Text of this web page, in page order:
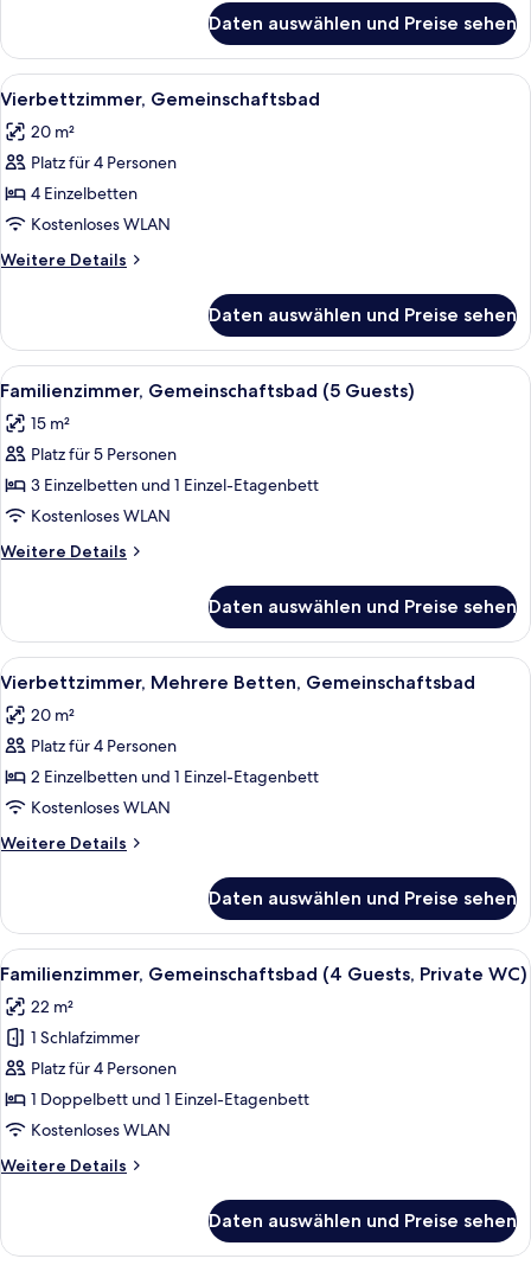
Mehrere
Betten,
Gemeinschaftsbad
Daten auswählen und Preise sehen
Alle
Fotos
für
Vierbettzimmer,
Gemeinschaftsbad
anzeigen
Ein Hotelzimmer mit zwei Betten,
6
Vierbettzimmer, Gemeinschaftsbad
20 m²
Platz für 4 Personen
4 Einzelbetten
Kostenloses WLAN
Weitere Details
Weitere
Gemeinschaftsbad
Daten auswählen und Preise sehen
Alle
Fotos
für
Familienzimmer,
Gemeinschaftsbad
(5
Guests)
anzeigen
Ein Schlafsaalzimmer mit
5
Familienzimmer, Gemeinschaftsbad (5 Guests)
15 m²
Platz für 5 Personen
3 Einzelbetten und 1 Einzel-Etagenbett
Kostenloses WLAN
Weitere Details
Weitere
Gemeinschaftsbad
(5
Guests)
Daten auswählen und Preise sehen
Alle
Fotos
für
Vierbettzimmer,
Mehrere
Betten,
Gemeinschaftsbad
anzeigen
Ein kleines Zimmer mit
5
Vierbettzimmer, Mehrere Betten, Gemeinschaftsbad
20 m²
Platz für 4 Personen
2 Einzelbetten und 1 Einzel-Etagenbett
Kostenloses WLAN
Weitere Details
Weitere
Mehrere
Betten,
Gemeinschaftsbad
Daten auswählen und Preise sehen
Alle
Fotos
für
Familienzimmer,
Gemeinschaftsbad
(4
Guests,
WC)
Ein Hotelzimmer mit Bett,
5
Familienzimmer, Gemeinschaftsbad (4 Guests, Private WC)
22 m²
1 Schlafzimmer
Platz für 4 Personen
1 Doppelbett und 1 Einzel-Etagenbett
Kostenloses WLAN
Weitere Details
Weitere
Gemeinschaftsbad
Daten auswählen und Preise sehen